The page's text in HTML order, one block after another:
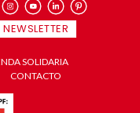
SOLIDARIA
CONTACTO